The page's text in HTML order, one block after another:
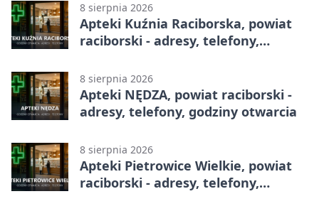
8 sierpnia 2026
Apteki Kuźnia Raciborska, powiat
raciborski - adresy, telefony,
8 sierpnia 2026
Apteki NĘDZA, powiat raciborski -
adresy, telefony, godziny otwarcia
8 sierpnia 2026
Apteki Pietrowice Wielkie, powiat
raciborski - adresy, telefony,